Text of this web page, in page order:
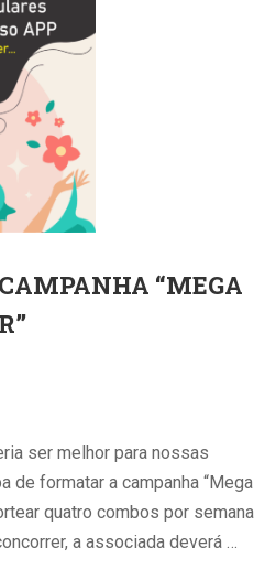
“MEGA
ser melhor para nossas
de formatar a campanha “Mega
quatro combos por semana
a associada deverá …